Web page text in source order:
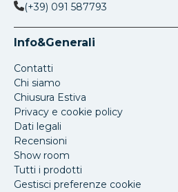
(+39) 091 587793
Info&Generali
Contatti
Chi siamo
Chiusura Estiva
Privacy e cookie policy
Dati legali
Recensioni
Show room
Tutti i prodotti
Gestisci preferenze cookie